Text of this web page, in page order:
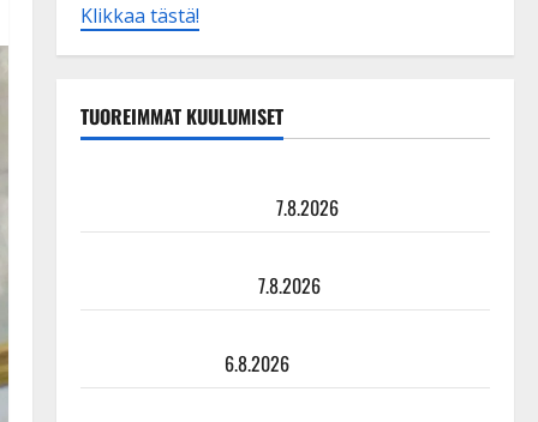
Klikkaa tästä!
TUOREIMMAT KUULUMISET
7.8.2026
7.8.2026
6.8.2026